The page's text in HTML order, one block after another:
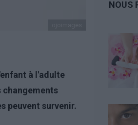
à l'adulte
changements
peuvent survenir.
NOUS